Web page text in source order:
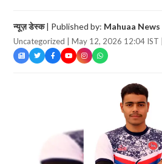
न्यूज़ डेस्क| Published by: Mahuaa News
Uncategorized | May 12, 2026 12:04 IST |